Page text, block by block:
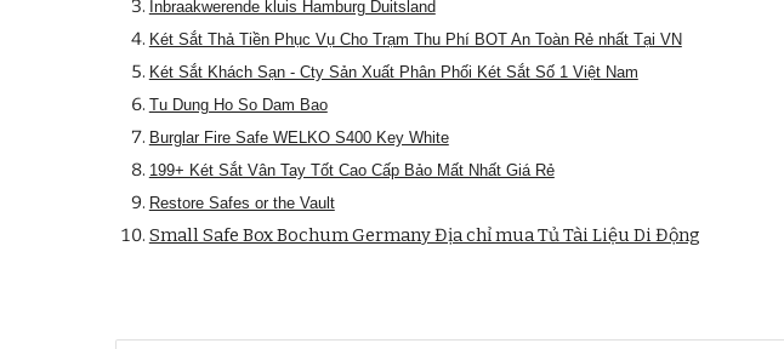
Inbraakwerende kluis Hamburg Duitsland
Két Sắt Thả Tiền Phục Vụ Cho Trạm Thu Phí BOT An Toàn Rẻ nhất Tại VN
Két Sắt Khách Sạn - Cty Sản Xuất Phân Phối Két Sắt Số 1 Việt Nam
Tu Dung Ho So Dam Bao
Burglar Fire Safe WELKO S400 Key White
199+ Két Sắt Vân Tay Tốt Cao Cấp Bảo Mất Nhất Giá Rẻ
Restore Safes or the Vault
Small Safe Box Bochum Germany Địa chỉ mua Tủ Tài Liệu Di Động